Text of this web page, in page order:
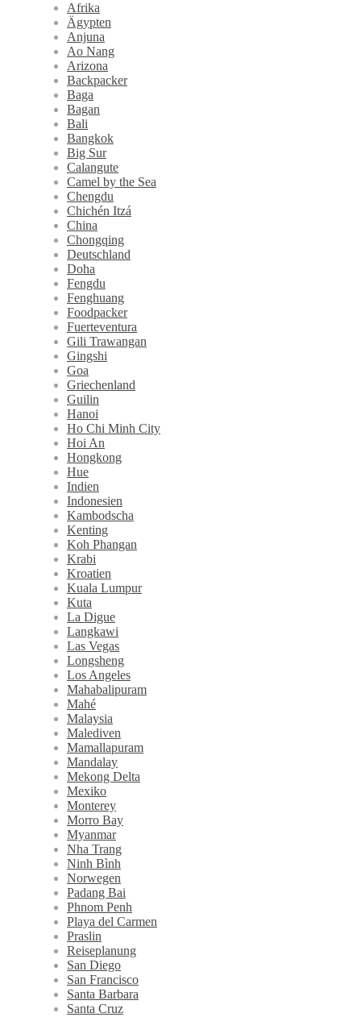
Afrika
Ägypten
Anjuna
Ao Nang
Arizona
Backpacker
Baga
Bagan
Bali
Bangkok
Big Sur
Calangute
Camel by the Sea
Chengdu
Chichén Itzá
China
Chongqing
Deutschland
Doha
Fengdu
Fenghuang
Foodpacker
Fuerteventura
Gili Trawangan
Gingshi
Goa
Griechenland
Guilin
Hanoi
Ho Chi Minh City
Hoi An
Hongkong
Hue
Indien
Indonesien
Kambodscha
Kenting
Koh Phangan
Krabi
Kroatien
Kuala Lumpur
Kuta
La Digue
Langkawi
Las Vegas
Longsheng
Los Angeles
Mahabalipuram
Mahé
Malaysia
Malediven
Mamallapuram
Mandalay
Mekong Delta
Mexiko
Monterey
Morro Bay
Myanmar
Nha Trang
Ninh Bình
Norwegen
Padang Bai
Phnom Penh
Playa del Carmen
Praslin
Reiseplanung
San Diego
San Francisco
Santa Barbara
Santa Cruz